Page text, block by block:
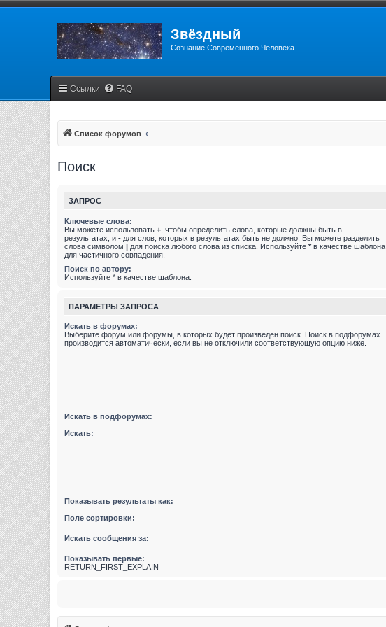
Звёздный
Сознание Современного Человека
Ссылки FAQ
Список форумов
Поиск
ЗАПРОС
Ключевые слова:
Вы можете использовать + , чтобы определить слова, которые должны быть в
результатах, и - для слов, которых в результатах быть не должно. Вы можете разделить
слова символом | для поиска любого слова из списка. Используйте *в качестве шаблона
для частичного совпадения.
Поиск по автору:
Используйте * в качестве шаблона.
ПАРАМЕТРЫ ЗАПРОСА
Искать в форумах:
Выберите форум или форумы, в которых будет произведён поиск. Поиск в подфорумах
производится автоматически, если вы не отключили соответствующую опцию ниже.
Искать в подфорумах:
Искать:
Показывать результаты как:
Поле сортировки:
Искать сообщения за:
Показывать первые:
RETURN_FIRST_EXPLAIN